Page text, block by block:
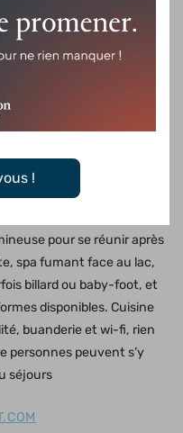
!
du lac Simon, ce
pour se réunir après
spa fumant face au lac,
billard ou baby-foot, et
disponibles. Cuisine
buanderie et wi-fi, rien
personnes peuvent s’y
séjours